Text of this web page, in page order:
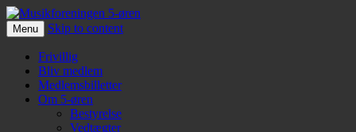
Musikforeningen 5-øren
Menu Skip to content
Frivillig
Bliv medlem
Medlemsbilletter
Om 5-øren
Bestyrelse
Vedtægter